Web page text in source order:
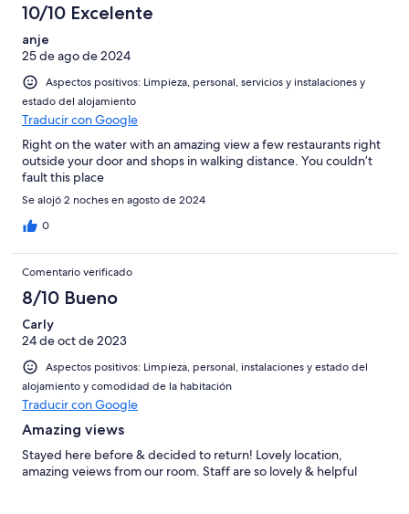
10/10 Excelente
anje
25 de ago de 2024
Aspectos positivos: Limpieza, personal, servicios y instalaciones y
estado del alojamiento
Traducir con Google
Right on the water with an amazing view a few restaurants right
outside your door and shops in walking distance. You couldn’t
fault this place
Se alojó 2 noches en agosto de 2024
0
Comentario verificado
8/10 Bueno
Carly
24 de oct de 2023
Aspectos positivos: Limpieza, personal, instalaciones y estado del
alojamiento y comodidad de la habitación
Traducir con Google
Amazing views
Stayed here before & decided to return! Lovely location,
amazing veiews from our room. Staff are so lovely & helpful